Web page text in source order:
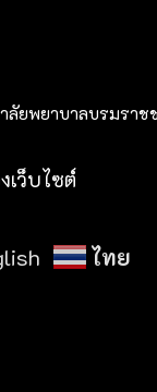
ลัยพยาบาลบรมราช
เว็บไซต์
ไทย